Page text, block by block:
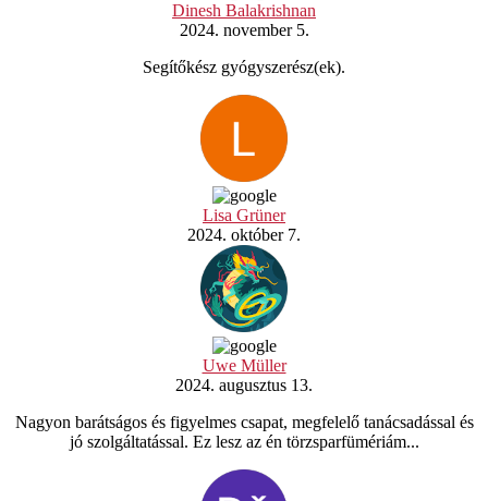
Dinesh Balakrishnan
2024. november 5.
Segítőkész gyógyszerész(ek).
Lisa Grüner
2024. október 7.
Uwe Müller
2024. augusztus 13.
Nagyon barátságos és figyelmes csapat, megfelelő tanácsadással és
jó szolgáltatással. Ez lesz az én törzsparfümériám...